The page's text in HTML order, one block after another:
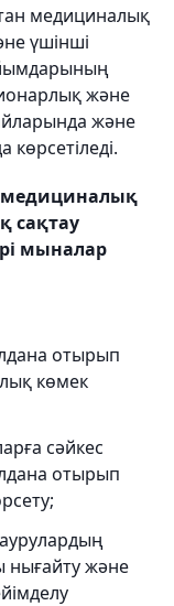
медициналық
үшінші
және
және
медициналық
сақтау
мыналар
отырып
көмек
сәйкес
отырып
нығайту және